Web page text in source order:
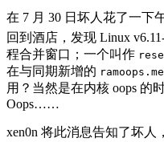
在 7 月 30 日坏人花了一下
回到酒店，发现 Linux
程合并窗口；一个叫作
在与同期新增的
用？当然是在内核 oops 的
Oops……
xen0n 将此消息告知了坏人